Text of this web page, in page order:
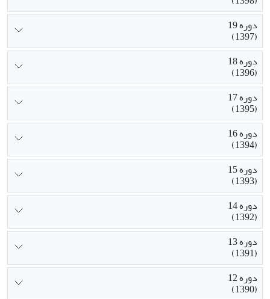
دوره 19
(1397)
دوره 18
(1396)
دوره 17
(1395)
دوره 16
(1394)
دوره 15
(1393)
دوره 14
(1392)
دوره 13
(1391)
دوره 12
(1390)